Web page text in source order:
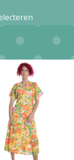
product
meerdere
variaties.
Deze
optie
kan
gekozen
worden